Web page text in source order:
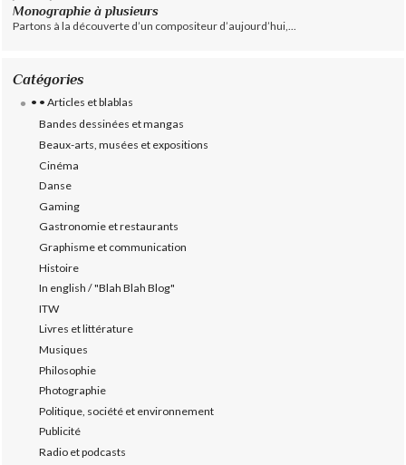
Monographie à plusieurs
Partons à la découverte d’un compositeur d’aujourd’hui,...
Catégories
• • Articles et blablas
Bandes dessinées et mangas
Beaux-arts, musées et expositions
Cinéma
Danse
Gaming
Gastronomie et restaurants
Graphisme et communication
Histoire
In english / "Blah Blah Blog"
ITW
Livres et littérature
Musiques
Philosophie
Photographie
Politique, société et environnement
Publicité
Radio et podcasts